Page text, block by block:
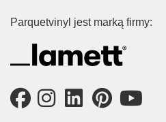
Parquetvinyl jest marką firmy: